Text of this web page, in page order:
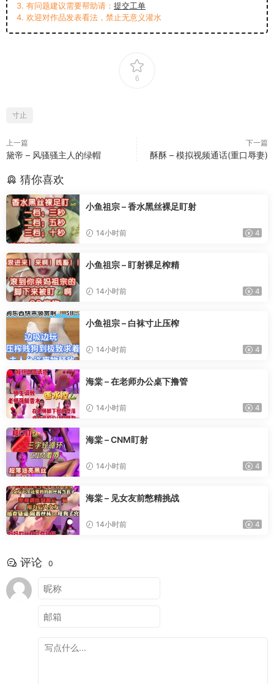
3. 有问题建议需要帮助请： 提交工单
4. 欢迎对作品发表看法，禁止无意义灌水
6
寸止
上一篇
黛帝 – 风骚骚主人的绿帽
下一篇
酥酥 – 模拟视频通话(重口辱妻)
猜你喜欢
小鱼祖宗 – 香水黑丝裸足盯射
14小时前 4
小鱼祖宗 – 盯射裸足榨精
14小时前 4
小鱼祖宗 – 白袜寸止压榨
14小时前 4
海棠 – 在老师办公桌下撸管
14小时前 4
海棠 – CNM盯射
14小时前 4
海棠 – 见女友前憋精挑战
14小时前 4
评论 0